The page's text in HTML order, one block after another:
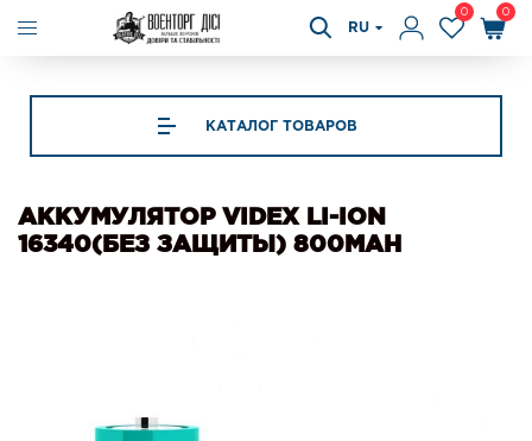
RU
0 0
КАТАЛОГ ТОВАРОВ
АККУМУЛЯТОР VIDEX LI-ION
16340(БЕЗ ЗАЩИТЫ) 800MAH